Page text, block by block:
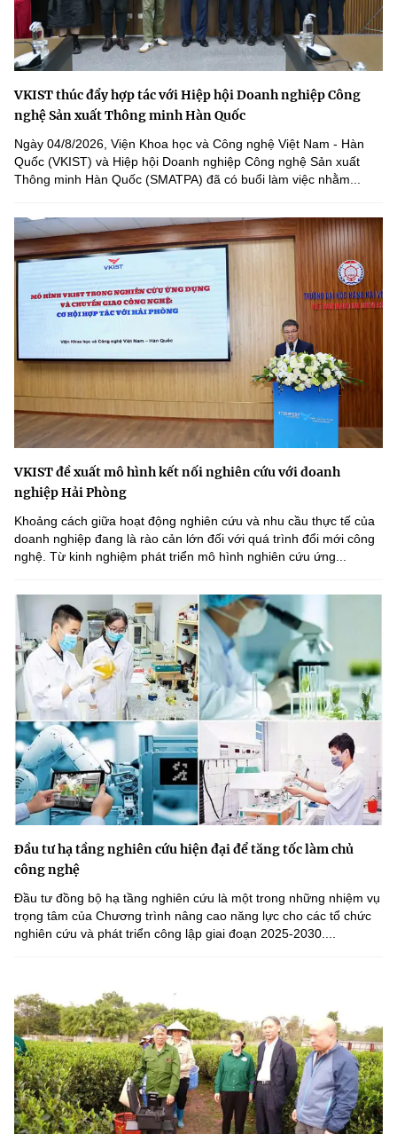
VKIST thúc đẩy hợp tác với Hiệp hội Doanh nghiệp Công
nghệ Sản xuất Thông minh Hàn Quốc
Ngày 04/8/2026, Viện Khoa học và Công nghệ Việt Nam - Hàn
Quốc (VKIST) và Hiệp hội Doanh nghiệp Công nghệ Sản xuất
Thông minh Hàn Quốc (SMATPA) đã có buổi làm việc nhằm...
VKIST đề xuất mô hình kết nối nghiên cứu với doanh
nghiệp Hải Phòng
Khoảng cách giữa hoạt động nghiên cứu và nhu cầu thực tế của
doanh nghiệp đang là rào cản lớn đối với quá trình đổi mới công
nghệ. Từ kinh nghiệm phát triển mô hình nghiên cứu ứng...
Đầu tư hạ tầng nghiên cứu hiện đại để tăng tốc làm chủ
công nghệ
Đầu tư đồng bộ hạ tầng nghiên cứu là một trong những nhiệm vụ
trọng tâm của Chương trình nâng cao năng lực cho các tổ chức
nghiên cứu và phát triển công lập giai đoạn 2025-2030....